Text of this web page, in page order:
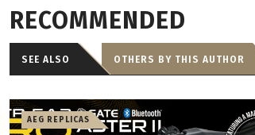
RECOMMENDED
SEE ALSO OTHERS BY THIS AUTHOR
AEG REPLICAS